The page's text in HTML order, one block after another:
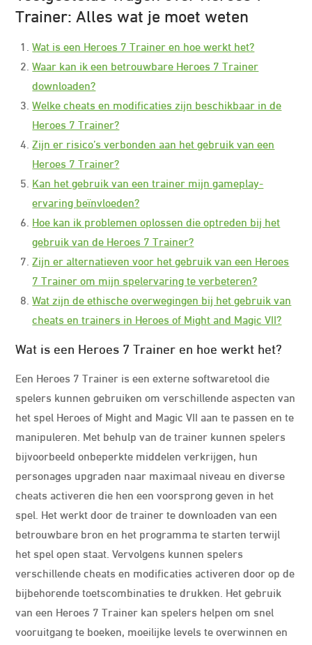
Trainer: Alles wat je moet weten
Wat is een Heroes 7 Trainer en hoe werkt het?
Waar kan ik een betrouwbare Heroes 7 Trainer
downloaden?
Welke cheats en modificaties zijn beschikbaar in de
Heroes 7 Trainer?
Zijn er risico’s verbonden aan het gebruik van een
Heroes 7 Trainer?
Kan het gebruik van een trainer mijn gameplay-
ervaring beïnvloeden?
Hoe kan ik problemen oplossen die optreden bij het
gebruik van de Heroes 7 Trainer?
Zijn er alternatieven voor het gebruik van een Heroes
7 Trainer om mijn spelervaring te verbeteren?
Wat zijn de ethische overwegingen bij het gebruik van
cheats en trainers in Heroes of Might and Magic VII?
Wat is een Heroes 7 Trainer en hoe werkt het?
Een Heroes 7 Trainer is een externe softwaretool die
spelers kunnen gebruiken om verschillende aspecten van
het spel Heroes of Might and Magic VII aan te passen en te
manipuleren. Met behulp van de trainer kunnen spelers
bijvoorbeeld onbeperkte middelen verkrijgen, hun
personages upgraden naar maximaal niveau en diverse
cheats activeren die hen een voorsprong geven in het
spel. Het werkt door de trainer te downloaden van een
betrouwbare bron en het programma te starten terwijl
het spel open staat. Vervolgens kunnen spelers
verschillende cheats en modificaties activeren door op de
bijbehorende toetscombinaties te drukken. Het gebruik
van een Heroes 7 Trainer kan spelers helpen om snel
vooruitgang te boeken, moeilijke levels te overwinnen en